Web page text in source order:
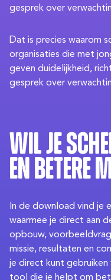
gesprek over
Dat is precies waarom
organisaties die met
geven duidelijkheid,
gesprek over
Wil je
en betere
In de download vind je
waarmee je direct aan
opbouw,
missie, resultaten en
je direct kunt
tool die je helpt om